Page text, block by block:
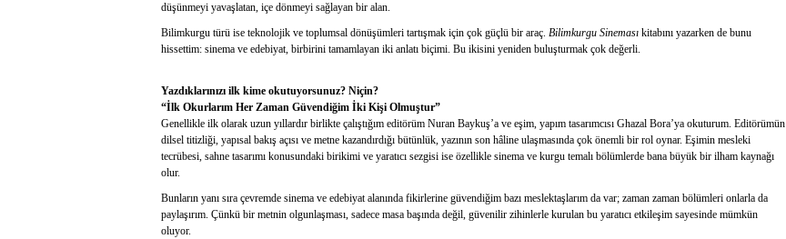
düşünmeyi yavaşlatan, içe dönmeyi sağlayan bir alan.
Bilimkurgu türü ise teknolojik ve toplumsal dönüşümleri tartışmak için çok güçlü bir araç. Bilimkurgu Sineması kitabını yazarken de bunu
hissettim: sinema ve edebiyat, birbirini tamamlayan iki anlatı biçimi. Bu ikisini yeniden buluşturmak çok değerli.
Yazdıklarınızı ilk kime okutuyorsunuz? Niçin?
“İlk Okurlarım Her Zaman Güvendiğim İki Kişi Olmuştur”
Genellikle ilk olarak uzun yıllardır birlikte çalıştığım editörüm Nuran Baykuş’a ve eşim, yapım tasarımcısı Ghazal Bora’ya okuturum. Editörümün
dilsel titizliği, yapısal bakış açısı ve metne kazandırdığı bütünlük, yazının son hâline ulaşmasında çok önemli bir rol oynar. Eşimin mesleki
tecrübesi, sahne tasarımı konusundaki birikimi ve yaratıcı sezgisi ise özellikle sinema ve kurgu temalı bölümlerde bana büyük bir ilham kaynağı
olur.
Bunların yanı sıra çevremde sinema ve edebiyat alanında fikirlerine güvendiğim bazı meslektaşlarım da var; zaman zaman bölümleri onlarla da
paylaşırım. Çünkü bir metnin olgunlaşması, sadece masa başında değil, güvenilir zihinlerle kurulan bu yaratıcı etkileşim sayesinde mümkün
oluyor.